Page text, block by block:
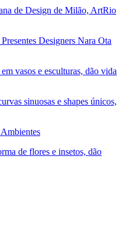
de Design de Milão, ArtRio
Designers Nara Ota
vasos e esculturas, dão vida
sinuosas e shapes únicos,
de flores e insetos, dão